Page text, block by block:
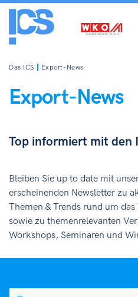
Das ICS Export-News
Export-News
Top informiert mit den
Bleiben Sie up to date mit
erscheinenden Newsletter zu
Themen & Trends rund um
sowie zu themenrelevanten
Workshops, Seminaren und